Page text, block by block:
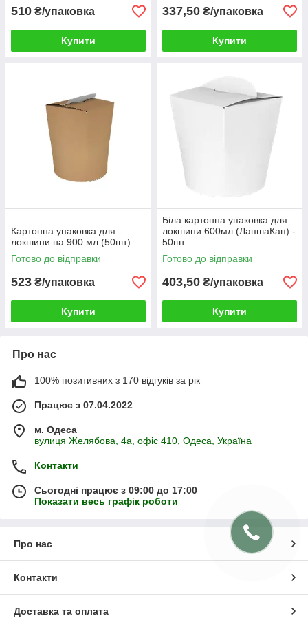
510 ₴/упаковка
Купити
337,50 ₴/упаковка
Купити
Картонна упаковка для
локшини на 900 мл (50шт)
Готово до відправки
523 ₴/упаковка
Купити
Біла картонна упаковка для
локшини 600мл (ЛапшаКап) -
50шт
Готово до відправки
403,50 ₴/упаковка
Купити
Про нас
100% позитивних з 170 відгуків за рік
Працює з 07.04.2022
м. Одеса
вулиця Желябова, 4а, офіс 410, Одеса, Україна
Контакти
Сьогодні працює з 09:00 до 17:00
Показати весь графік роботи
Про нас
Контакти
Доставка та оплата